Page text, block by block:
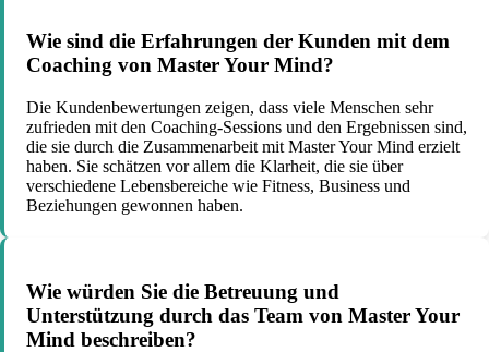
Wie sind die Erfahrungen der Kunden mit dem
Coaching von Master Your Mind?
Die Kundenbewertungen zeigen, dass viele Menschen sehr
zufrieden mit den Coaching-Sessions und den Ergebnissen sind,
die sie durch die Zusammenarbeit mit Master Your Mind erzielt
haben. Sie schätzen vor allem die Klarheit, die sie über
verschiedene Lebensbereiche wie Fitness, Business und
Beziehungen gewonnen haben.
Wie würden Sie die Betreuung und
Unterstützung durch das Team von Master Your
Mind beschreiben?